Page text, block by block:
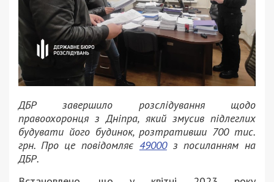
ДБР завершило розслідування щодо
правоохоронця з Дніпра, який змусив підлеглих
будувати його будинок, розтративши 700 тис.
грн. Про це повідомляє 49000з посиланням на
ДБР.